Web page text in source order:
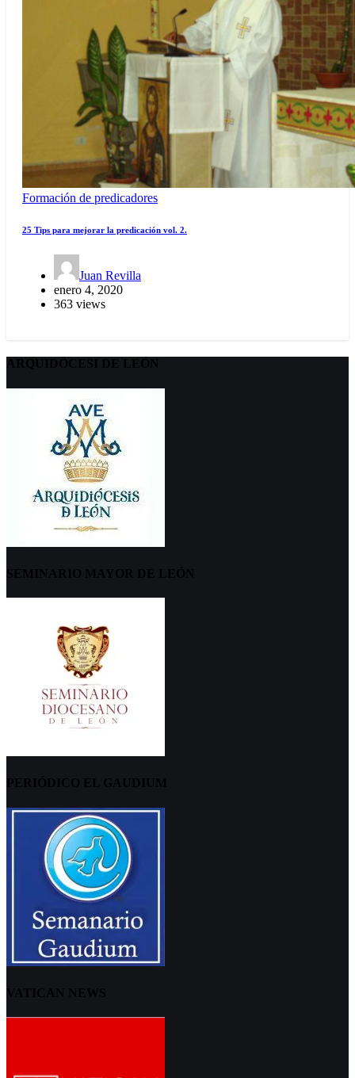
Formación de predicadores
25 Tips para mejorar la predicación vol. 2.
Juan Revilla
enero 4, 2020
363 views
ARQUIDÖCESI DE LEÓN
SEMINARIO MAYOR DE LEÓN
PERIÓDICO EL GAUDIUM
VATICAN NEWS